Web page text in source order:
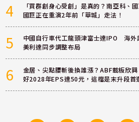
4
「買群創身心受創」是真的？南亞科、
國巨正在重演2年前「華城」走法！
5
中國自行車代工龍頭津富士達IPO 海外
美利達同步調整布局
6
金居、尖點腰斬後換誰漲？ABF載板欣
好2028年EPS達50元，這檔是末升段首